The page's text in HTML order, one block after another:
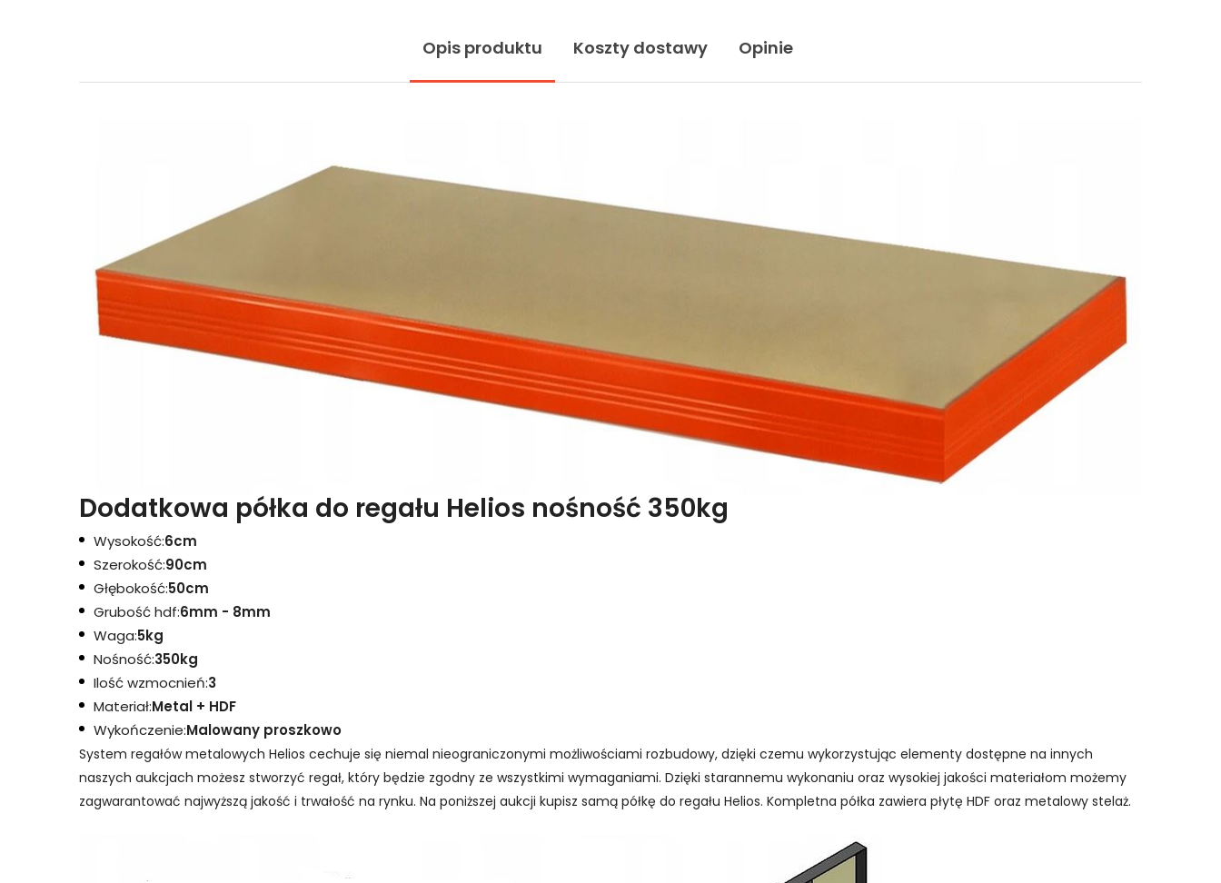
Opis produktu Koszty dostawy Opinie
Dodatkowa półka do regału Helios nośność 350kg
Wysokość:6cm
Szerokość:90cm
Głębokość:50cm
Grubość hdf:6mm - 8mm
Waga:5kg
Nośność:350kg
Ilość wzmocnień:3
Materiał:Metal + HDF
Wykończenie:Malowany proszkowo
System regałów metalowych Helios cechuje się niemal nieograniczonymi możliwościami rozbudowy, dzięki czemu wykorzystując elementy dostępne na innych
naszych aukcjach możesz stworzyć regał, który będzie zgodny ze wszystkimi wymaganiami. Dzięki starannemu wykonaniu oraz wysokiej jakości materiałom możemy
zagwarantować najwyższą jakość i trwałość na rynku. Na poniższej aukcji kupisz samą półkę do regału Helios. Kompletna półka zawiera płytę HDF oraz metalowy stelaż.